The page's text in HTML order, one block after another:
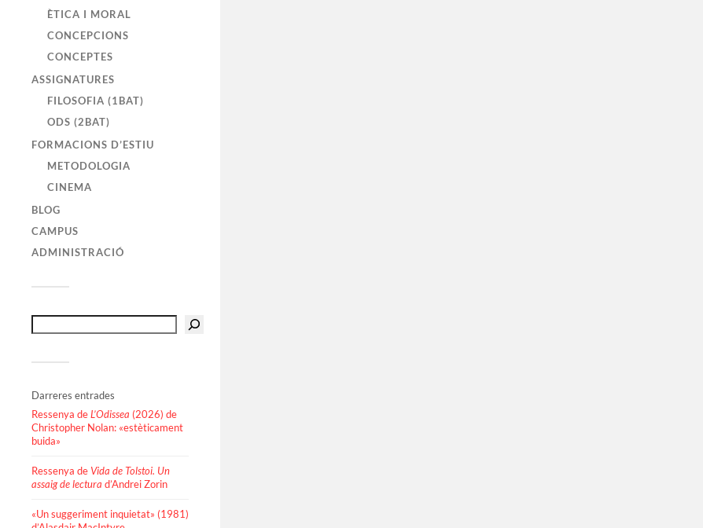
ÈTICA I MORAL
CONCEPCIONS
CONCEPTES
ASSIGNATURES
FILOSOFIA (1BAT)
ODS (2BAT)
FORMACIONS D’ESTIU
METODOLOGIA
CINEMA
BLOG
CAMPUS
ADMINISTRACIÓ
Darreres entrades
Ressenya deL’Odissea (2026) de
Christopher Nolan: «estèticament
buida»
Ressenya de Vida de Tolstoi. Un
assaig de lectura d’Andrei Zorin
«Un suggeriment inquietat» (1981)